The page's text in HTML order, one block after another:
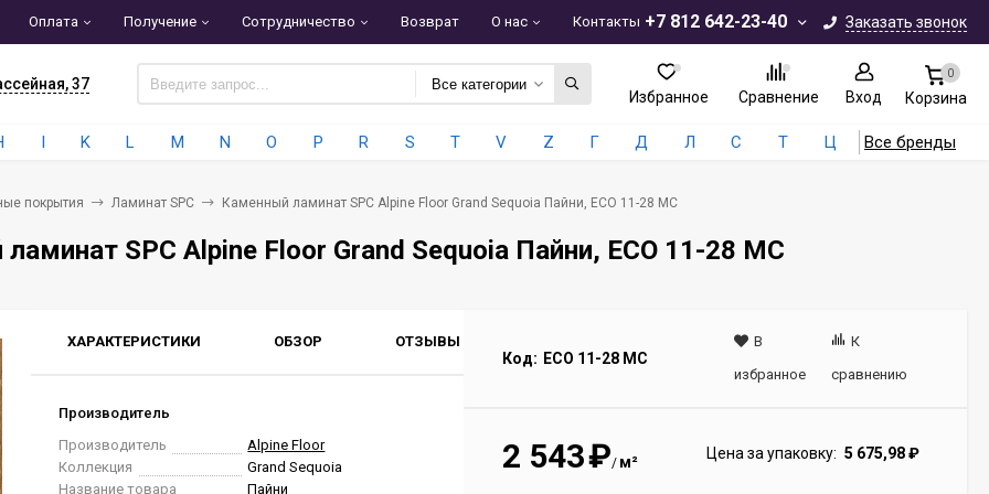
+7 812 642-23-40 Заказать звонок
Оплата Получение Сотрудничество Возврат О нас Контакты
37 Все категории
Избранное Сравнение Вход
0
Корзина
I K L M N O P R S T V Z Г Д Л С Т Ц Все бренды
покрытия Ламинат SPC Каменный ламинат SPC Alpine Floor Grand Sequoia Пайни, ECO 11-28 MC
SPC Alpine Floor Grand Sequoia Пайни, ECO 11-28 MC
ХАРАКТЕРИСТИКИ ОБЗОР ОТЗЫВЫ
Производитель
Производитель
Alpine Floor
Коллекция
Grand Sequoia
Название товара
Пайни
Код: ECO 11-28 MC
В
избранное
К
сравнению
2 543₽/ м² Цена за упаковку: 5 675,98₽